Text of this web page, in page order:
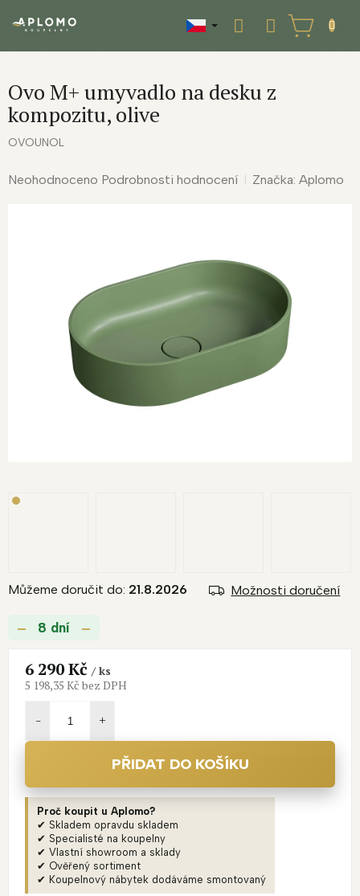
NÁKUPNÍ
KOŠÍK
Ovo M+ umyvadlo na desku z
kompozitu, olive
OVOUNOL
Průměrné
Neohodnoceno Podrobnosti hodnocení Značka: Aplomo
8 dní
Můžeme doručit do: 21.8.2026 Možnosti doručení
6 290 Kč/ ks
5 198,35 Kč bez DPH
PŘIDAT DO KOŠÍKU
Proč koupit u Aplomo?
✔ Skladem opravdu skladem
✔ Specialisté na koupelny
✔ Vlastní showroom a sklady
✔ Ověřený sortiment
✔ Koupelnový nábytek dodáváme smontovaný